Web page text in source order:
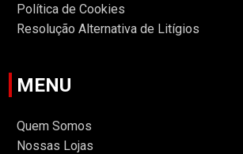
Política de Cookies
Resolução Alternativa de Litígios
MENU
Quem Somos
Nossas Lojas